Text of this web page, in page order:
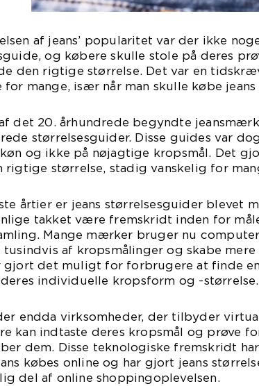
af jeans’ popularitet var der ikke
og købere skulle stole på deres
den rigtige størrelse. Det var en
for mange, især når man skulle købe jeans
det 20. århundrede begyndte
størrelsesguider. Disse guides var
og ikke på nøjagtige kropsmål. Det
rigtige størrelse, stadig vanskelig for
årtier er jeans størrelsesguider blevet
takket være fremskridt inden for
Mange mærker bruger nu
tusindvis af kropsmålinger og skabe mere
gjort det muligt for forbrugere at finde
individuelle kropsform og -størrelse.
endda virksomheder, der tilbyder
kan indtaste deres kropsmål og prøve
dem. Disse teknologiske fremskridt
købes online og har gjort jeans
del af online shoppingoplevelsen.